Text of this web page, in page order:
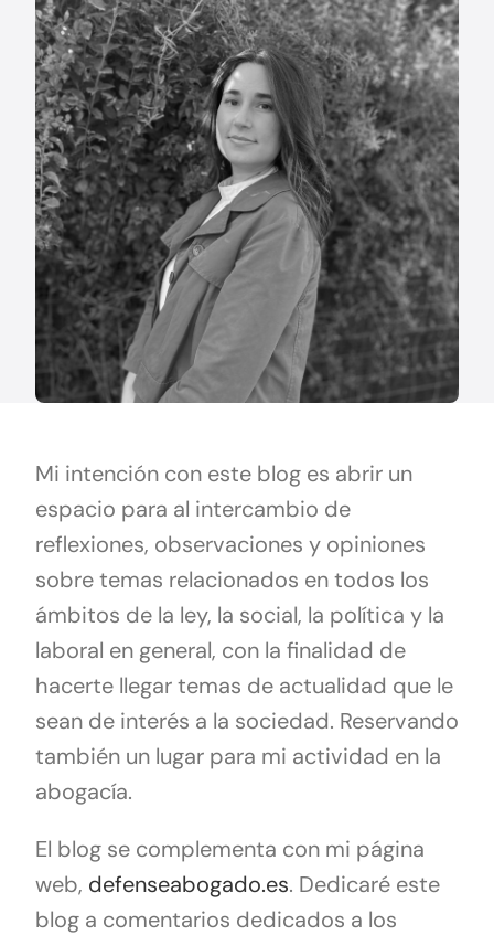
Mi intención con este blog es abrir un
espacio para al intercambio de
reflexiones, observaciones y opiniones
sobre temas relacionados en todos los
ámbitos de la ley, la social, la política y la
laboral en general, con la finalidad de
hacerte llegar temas de actualidad que le
sean de interés a la sociedad. Reservando
también un lugar para mi actividad en la
abogacía.
El blog se complementa con mi página
web, defenseabogado.es. Dedicaré este
blog a comentarios dedicados a los